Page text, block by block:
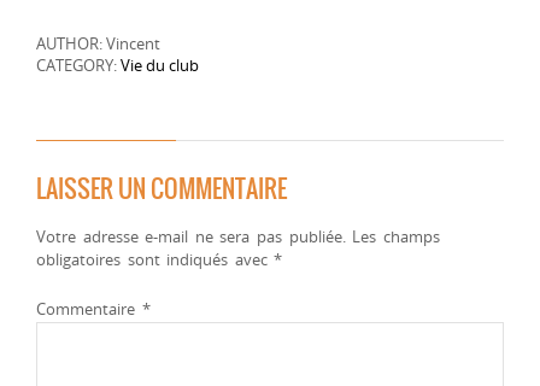
AUTHOR: Vincent
CATEGORY:Vie du club
LAISSER UN COMMENTAIRE
Votre adresse e-mail ne sera pas publiée. Les champs
obligatoires sont indiqués avec*
Commentaire *